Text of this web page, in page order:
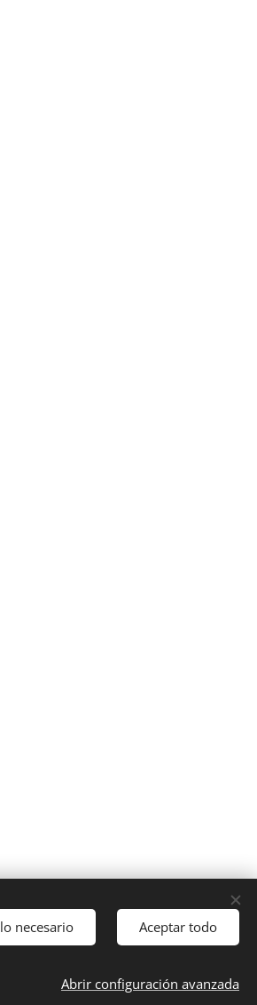
necesario Aceptar todo
Abrir configuración avanzada